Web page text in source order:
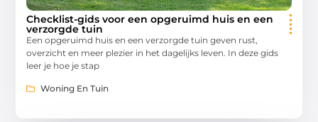
Checklist-gids voor een opgeruimd huis en een
verzorgde tuin
Een opgeruimd huis en een verzorgde tuin geven rust,
overzicht en meer plezier in het dagelijks leven. In deze gids
leer je hoe je stap
Woning En Tuin